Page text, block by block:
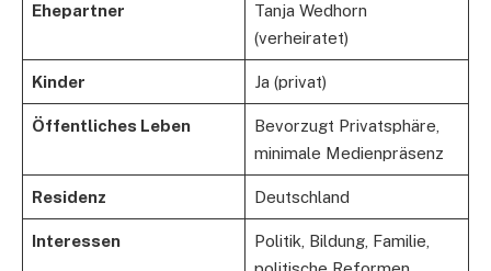
Ehepartner
Tanja Wedhorn
(verheiratet)
Kinder Ja (privat)
Öffentliches Leben
Bevorzugt Privatsphäre,
minimale Medienpräsenz
Residenz Deutschland
Interessen
Politik, Bildung, Familie,